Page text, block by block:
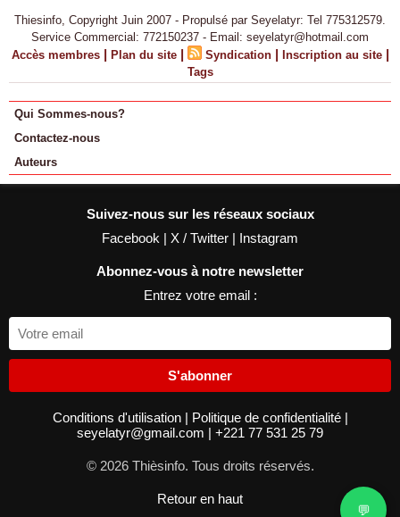
Thiesinfo, Copyright Juin 2007 - Propulsé par Seyelatyr: Tel 775312579.
Service Commercial: 772150237 - Email: seyelatyr@hotmail.com
Accès membres | Plan du site | Syndication | Inscription au site |
Tags
Qui Sommes-nous?
Contactez-nous
Auteurs
Suivez-nous sur les réseaux sociaux
Facebook | X / Twitter | Instagram
Abonnez-vous à notre newsletter
Entrez votre email :
S'abonner
Conditions d'utilisation | Politique de confidentialité |
seyelatyr@gmail.com | +221 77 531 25 79
© 2026 Thièsinfo. Tous droits réservés.
Retour en haut
💬